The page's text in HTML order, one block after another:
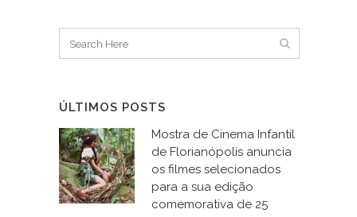
ÚLTIMOS POSTS
Mostra de Cinema Infantil
de Florianópolis anuncia
os filmes selecionados
para a sua edição
comemorativa de 25